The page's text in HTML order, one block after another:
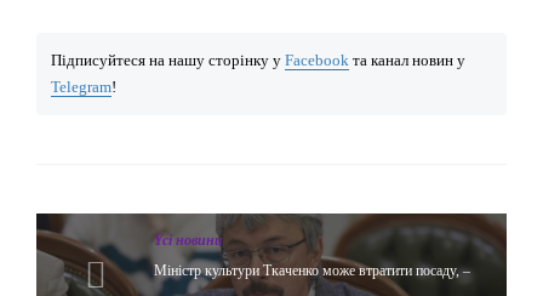
Підписуйтеся на нашу сторінку у Facebook та канал новин у
Telegram!
Yсі новини
Міністр культури Ткаченко може втратити посаду, –